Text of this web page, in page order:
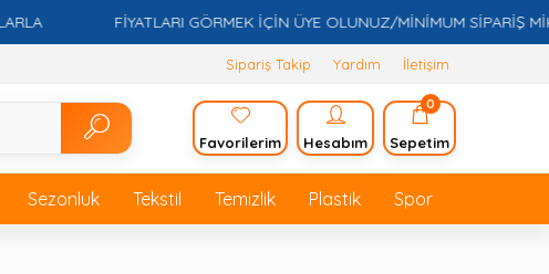
FİYATLARI GÖRMEK İÇİN ÜYE OLUNUZ/MİNİMUM SİPARİŞ
Sipariş Takip Yardım İletişim
Favorilerim Hesabım
0
Sepetim
Sezonluk Tekstil Temizlik Plastik Spor